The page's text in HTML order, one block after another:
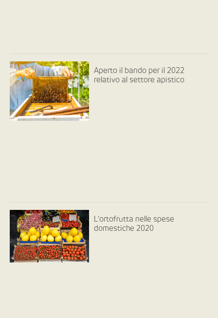
Aperto il bando per il 2022
relativo al settore apistico
L’ortofrutta nelle spese
domestiche 2020